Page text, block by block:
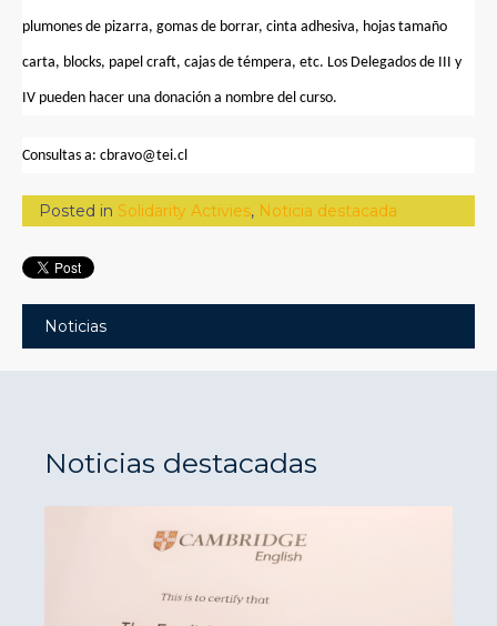
plumones de pizarra, gomas de borrar, cinta adhesiva, hojas tamaño
carta, blocks, papel craft, cajas de témpera, etc. Los Delegados de III y
IV pueden hacer una donación a nombre del curso.
Consultas a: cbravo@tei.cl
Posted in Solidarity Activies, Noticia destacada
Noticias
Noticias destacadas